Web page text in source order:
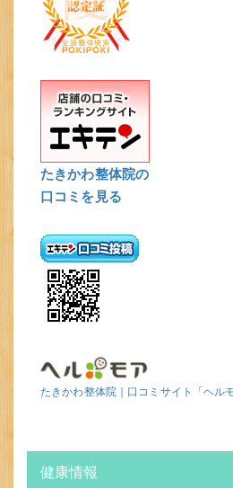
たきかわ整体院の
口コミを見る
たきかわ整体院｜口コミサイト「ヘルモ
健康情報